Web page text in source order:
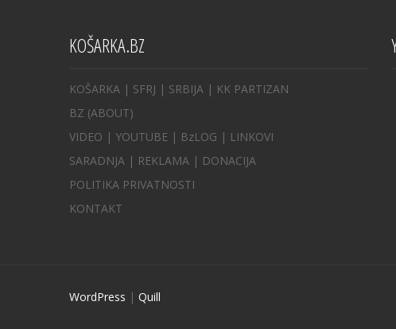
KOŠARKA.BZ
KOŠARKA | SFRJ | SRBIJA | KK PARTIZAN
BZ (ABOUT)
VIDEO | YOUTUBE | BzLOG | LINKOVI
SARADNJA | REKLAMA | DONACIJA
POLITIKA PRIVATNOSTI
KONTAKT
WordPress | Quill